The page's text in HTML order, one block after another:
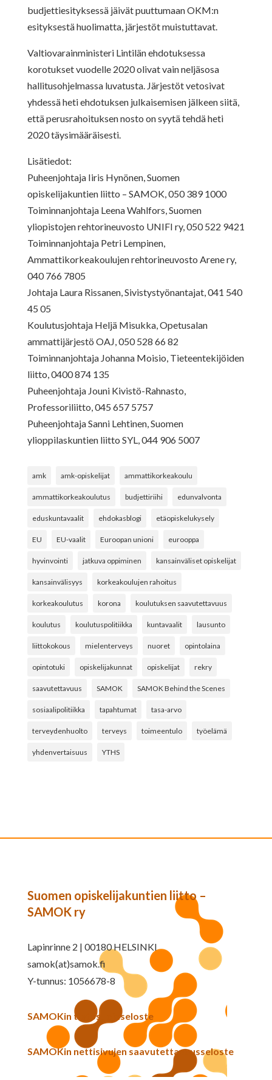
budjettiesityksessä jäivät puuttumaan OKM:n
esityksestä huolimatta, järjestöt muistuttavat.
Valtiovarainministeri Lintilän ehdotuksessa
korotukset vuodelle 2020 olivat vain neljäsosa
hallitusohjelmassa luvatusta. Järjestöt vetosivat
yhdessä heti ehdotuksen julkaisemisen jälkeen siitä,
että perusrahoituksen nosto on syytä tehdä heti
2020 täysimääräisesti.
Lisätiedot:
Puheenjohtaja Iiris Hynönen, Suomen
opiskelijakuntien liitto – SAMOK, 050 389 1000
Toiminnanjohtaja Leena Wahlfors, Suomen
yliopistojen rehtorineuvosto UNIFI ry, 050 522 9421
Toiminnanjohtaja Petri Lempinen,
Ammattikorkeakoulujen rehtorineuvosto Arene ry,
040 766 7805
Johtaja Laura Rissanen, Sivistystyönantajat, 041 540
45 05
Koulutusjohtaja Heljä Misukka, Opetusalan
ammattijärjestö OAJ, 050 528 66 82
Toiminnanjohtaja Johanna Moisio, Tieteentekijöiden
liitto, 0400 874 135
Puheenjohtaja Jouni Kivistö-Rahnasto,
Professoriliitto, 045 657 5757
Puheenjohtaja Sanni Lehtinen, Suomen
ylioppilaskuntien liitto SYL, 044 906 5007
amk amk-opiskelijat ammattikorkeakoulu
ammattikorkeakoulutus budjettiriihi edunvalvonta
eduskuntavaalit ehdokasblogi etäopiskelukysely
EU EU-vaalit Euroopan unioni eurooppa
hyvinvointi jatkuva oppiminen kansainväliset opiskelijat
kansainvälisyys korkeakoulujen rahoitus
korkeakoulutus korona koulutuksen saavutettavuus
koulutus koulutuspolitiikka kuntavaalit lausunto
liittokokous mielenterveys nuoret opintolaina
opintotuki opiskelijakunnat opiskelijat rekry
saavutettavuus SAMOK SAMOK Behind the Scenes
sosiaalipolitiikka tapahtumat tasa-arvo
terveydenhuolto terveys toimeentulo työelämä
yhdenvertaisuus YTHS
Suomen opiskelijakuntien liitto –
SAMOK ry
Lapinrinne 2 | 00180 HELSINKI
samok(at)samok.fi
Y-tunnus: 1056678-8
SAMOKin tietosuojaseloste
SAMOKin nettisivujen saavutettavuusseloste